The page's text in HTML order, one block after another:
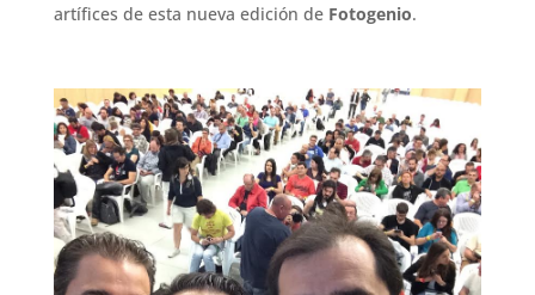
artífices de esta nueva edición de Fotogenio.